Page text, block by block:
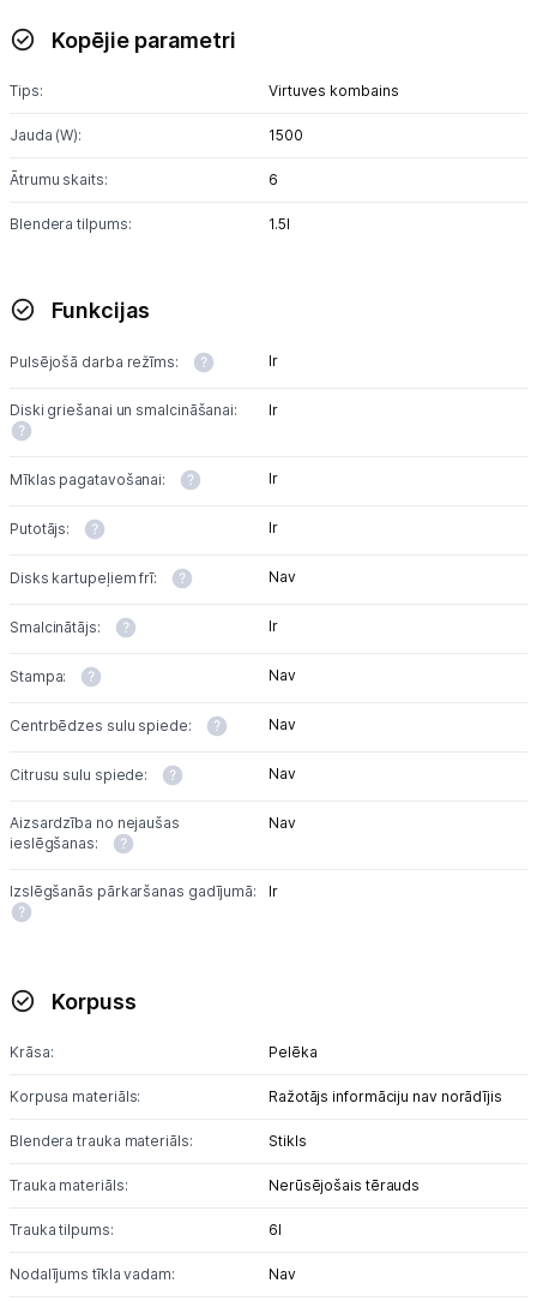
Kontakti
Kopējie parametri
Tips: Virtuves kombains
Jauda (W): 1500
Ātrumu skaits: 6
Blendera tilpums: 1.5l
Funkcijas
Pulsējošā darba režīms: Ir
Diski griešanai un smalcināšanai: Ir
Mīklas pagatavošanai: Ir
Putotājs: Ir
Disks kartupeļiem frī: Nav
Smalcinātājs: Ir
Stampa: Nav
Centrbēdzes sulu spiede: Nav
Citrusu sulu spiede: Nav
Aizsardzība no nejaušas
ieslēgšanas:
Nav
Izslēgšanās pārkaršanas gadījumā: Ir
Korpuss
Krāsa: Pelēka
Korpusa materiāls: Ražotājs informāciju nav norādījis
Blendera trauka materiāls: Stikls
Trauka materiāls: Nerūsējošais tērauds
Trauka tilpums: 6l
Nodalījums tīkla vadam: Nav